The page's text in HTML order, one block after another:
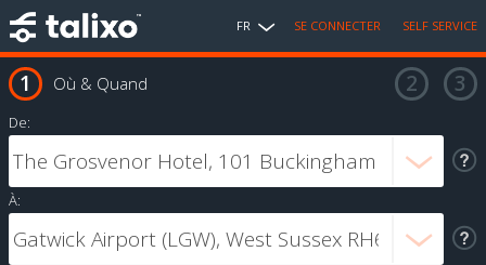
FR SE CONNECTER SELF SERVICE
Où & Quand
De:
À: